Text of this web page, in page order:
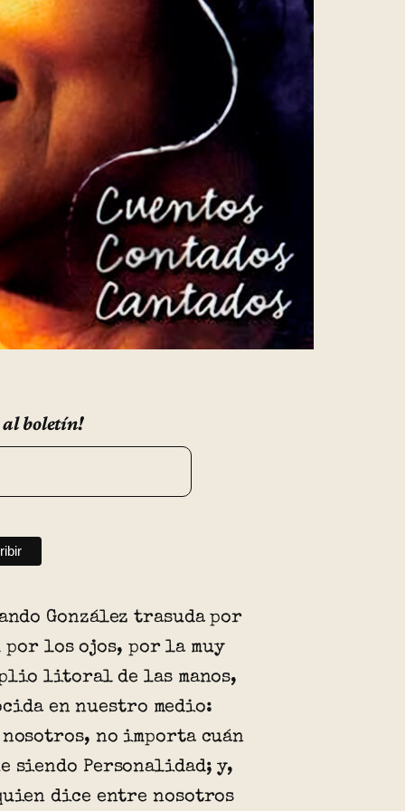
al boletín!
González trasuda por
los ojos, por la muy
litoral de las manos,
en nuestro medio:
no importa cuán
siendo Personalidad; y,
dice entre nosotros